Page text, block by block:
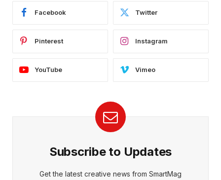
Facebook Twitter
Pinterest Instagram
YouTube Vimeo
Subscribe to Updates
Get the latest creative news from SmartMag